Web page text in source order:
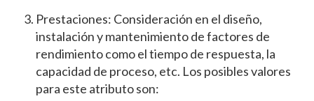
Prestaciones: Consideración en el diseño,
instalación y mantenimiento de factores de
rendimiento como el tiempo de respuesta, la
capacidad de proceso, etc. Los posibles valores
para este atributo son: